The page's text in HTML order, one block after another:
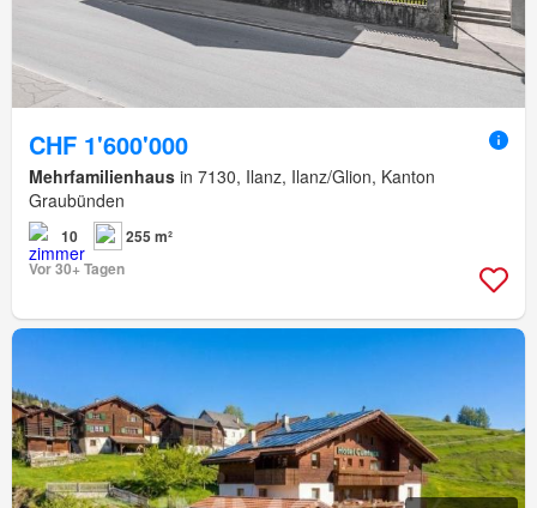
CHF 1'600'000
Mehrfamilienhaus in 7130, Ilanz, Ilanz/Glion, Kanton
Graubünden
10
255 m²
Vor 30+ Tagen